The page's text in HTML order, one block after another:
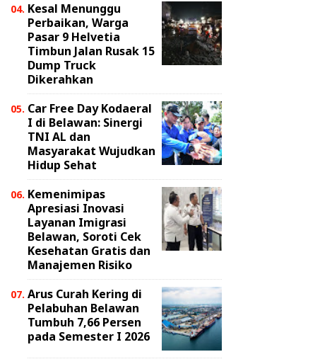
Kesal Menunggu
Perbaikan, Warga
Pasar 9 Helvetia
Timbun Jalan Rusak 15
Dump Truck
Dikerahkan
Car Free Day Kodaeral
I di Belawan: Sinergi
TNI AL dan
Masyarakat Wujudkan
Hidup Sehat
Kemenimipas
Apresiasi Inovasi
Layanan Imigrasi
Belawan, Soroti Cek
Kesehatan Gratis dan
Manajemen Risiko
Arus Curah Kering di
Pelabuhan Belawan
Tumbuh 7,66 Persen
pada Semester I 2026